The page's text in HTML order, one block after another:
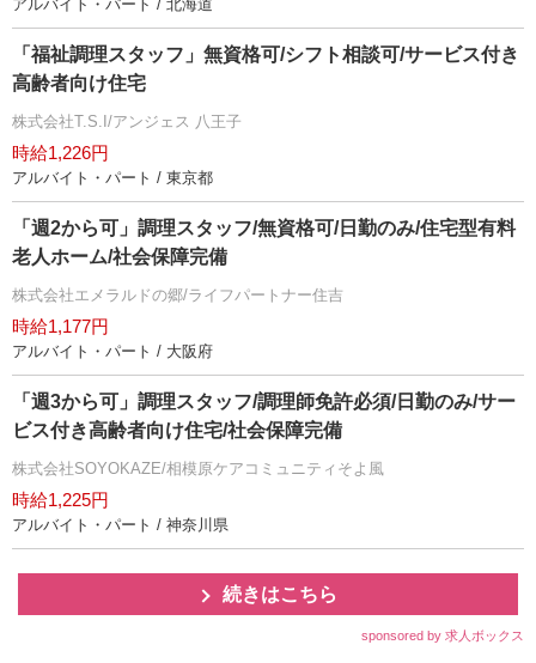
アルバイト・パート / 北海道
「福祉調理スタッフ」無資格可/シフト相談可/サービス付き
高齢者向け住宅
株式会社T.S.I/アンジェス 八王子
時給1,226円
アルバイト・パート / 東京都
「週2から可」調理スタッフ/無資格可/日勤のみ/住宅型有料
老人ホーム/社会保障完備
株式会社エメラルドの郷/ライフパートナー住吉
時給1,177円
アルバイト・パート / 大阪府
「週3から可」調理スタッフ/調理師免許必須/日勤のみ/サー
ビス付き高齢者向け住宅/社会保障完備
株式会社SOYOKAZE/相模原ケアコミュニティそよ風
時給1,225円
アルバイト・パート / 神奈川県
続きはこちら
sponsored by 求人ボックス